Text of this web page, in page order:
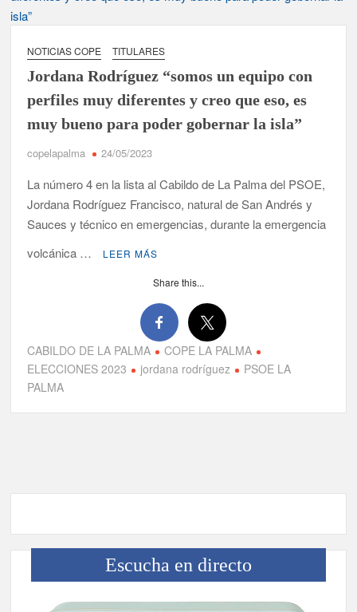
Tato Primera: “Quiero luchar por el título de campeón de
España y traer el cinturón a Canarias”
José Carlos Martín: “La Palma tendrá antes de 2030 un torneo
de ajedrez con 200 jugadores”
Víctor González destaca el papel del deporte como
dinamizador de Los Llanos de Aridane
que Tazacorte “avanza y cumple objetivos”
La Palma impulsa la inserción laboral de mujeres víctimas de
violencia de género con el apoyo empresarial
de La Palma y refuerza el comercio local en su sexta edición
Borja Perdomo acusa al Gobierno del Cabildo de falta de
planificación y exige respuestas sobre las pérdidas de agua
Jacob Qadri reclama prioridad para los pacientes de las islas
NOTICIAS COPE TITULARES
Jordana Rodríguez “somos un equipo con
perfiles muy diferentes y creo que eso, es
muy bueno para poder gobernar la isla”
copelapalma 24/05/2023
La número 4 en la lista al Cabildo de La Palma del PSOE,
Jordana Rodríguez Francisco, natural de San Andrés y
Sauces y técnico en emergencias, durante la emergencia
volcánica …
LEER MÁS
Share this...
CABILDO DE LA PALMA
COPE LA PALMA
ELECCIONES 2023
jordana rodríguez
PSOE LA
PALMA
Escucha en directo